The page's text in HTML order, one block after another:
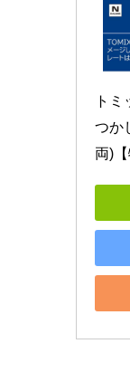
ト
つか
両)【